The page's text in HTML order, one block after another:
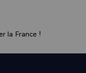
le
et de justice. Et
la France !